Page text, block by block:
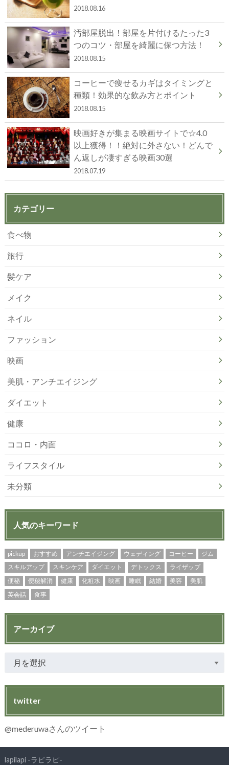
2018.08.16
汚部屋脱出！部屋を片付けるたった3
つのコツ・部屋を綺麗に保つ方法！
2018.08.15
コーヒーで痩せるカギはタイミングと
種類！効果的な飲み方とポイント
2018.08.15
映画好きが集まる映画サイトで☆4.0
以上獲得！！絶対に外さない！どんで
ん返しが凄すぎる映画30選
2018.07.19
カテゴリー
食べ物
旅行
髪ケア
メイク
ネイル
ファッション
映画
美肌・アンチエイジング
ダイエット
健康
ココロ・内面
ライフスタイル
未分類
人気のキーワード
pickup おすすめ アンチエイジング ウェディング コーヒー
ジム
スキルアップ
スキンケア ダイエット デトックス
ライザップ
便秘
便秘解消 健康 化粧水 映画 睡眠 結婚 美容
美肌
英会話
食事
アーカイブ
twitter
@mederuwaさんのツイート
lapilapi -ラピラピ-